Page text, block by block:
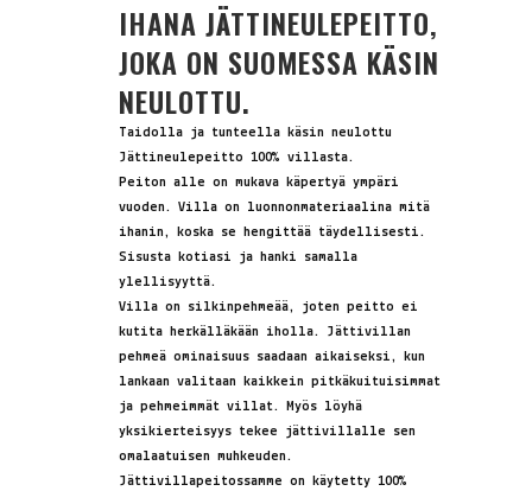
IHANA JÄTTINEULEPEITTO,
JOKA ON SUOMESSA KÄSIN
NEULOTTU.
Taidolla ja tunteella käsin neulottu
Jättineulepeitto 100% villasta.
Peiton alle on mukava käpertyä ympäri
vuoden. Villa on luonnonmateriaalina mitä
ihanin, koska se hengittää täydellisesti.
Sisusta kotiasi ja hanki samalla
ylellisyyttä.
Villa on silkinpehmeää, joten peitto ei
kutita herkälläkään iholla. Jättivillan
pehmeä ominaisuus saadaan aikaiseksi, kun
lankaan valitaan kaikkein pitkäkuituisimmat
ja pehmeimmät villat. Myös löyhä
yksikierteisyys tekee jättivillalle sen
omalaatuisen muhkeuden.
Jättivillapeitossamme on käytetty 100%